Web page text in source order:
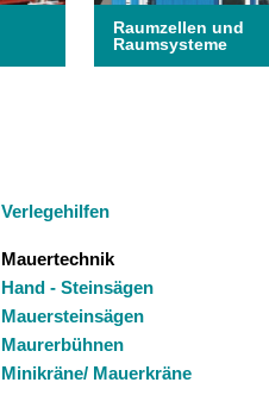
Raumzellen und
Raumsysteme
Verlegehilfen
Mauertechnik
Hand - Steinsägen
Mauersteinsägen
Maurerbühnen
Minikräne/ Mauerkräne